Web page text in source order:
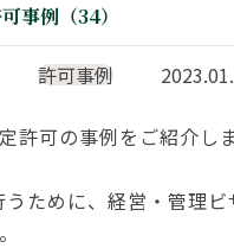
事例（34）
許可事例
許可の事例をご紹介し
ために、経営・管理ビ